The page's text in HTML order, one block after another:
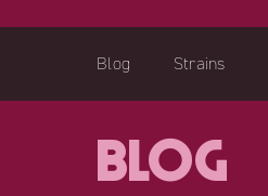
Blog Strains
Blog